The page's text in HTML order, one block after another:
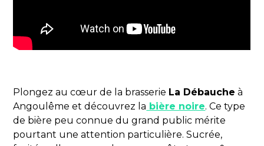
Plongez au cœur de la brasserie La Débauche à
Angoulême et découvrez la bière noire. Ce type
de bière peu connue du grand public mérite
pourtant une attention particulière. Sucrée,